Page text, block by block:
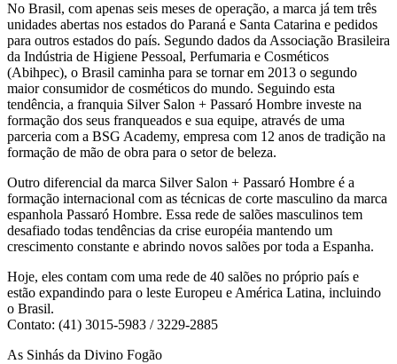
No Brasil, com apenas seis meses de operação, a marca já tem três
unidades abertas nos estados do Paraná e Santa Catarina e pedidos
para outros estados do país. Segundo dados da Associação Brasileira
da Indústria de Higiene Pessoal, Perfumaria e Cosméticos
(Abihpec), o Brasil caminha para se tornar em 2013 o segundo
maior consumidor de cosméticos do mundo. Seguindo esta
tendência, a franquia Silver Salon + Passaró Hombre investe na
formação dos seus franqueados e sua equipe, através de uma
parceria com a BSG Academy, empresa com 12 anos de tradição na
formação de mão de obra para o setor de beleza.
Outro diferencial da marca Silver Salon + Passaró Hombre é a
formação internacional com as técnicas de corte masculino da marca
espanhola Passaró Hombre. Essa rede de salões masculinos tem
desafiado todas tendências da crise européia mantendo um
crescimento constante e abrindo novos salões por toda a Espanha.
Hoje, eles contam com uma rede de 40 salões no próprio país e
estão expandindo para o leste Europeu e América Latina, incluindo
o Brasil.
Contato: (41) 3015-5983 / 3229-2885
As Sinhás da Divino Fogão